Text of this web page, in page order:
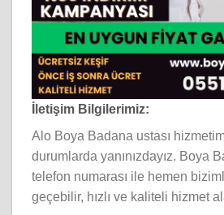
İletişim Bilgilerimiz:
Alo Boya Badana ustası
durumlarda yanınızdayız. Boya
telefon numarası ile hemen
geçebilir, hızlı ve kaliteli hizmet